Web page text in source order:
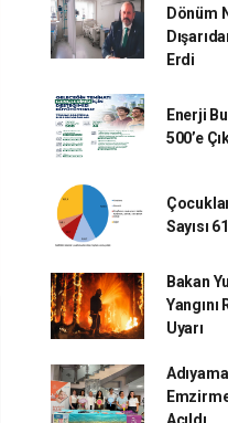
Dönüm
Erdi
Enerji
500’e
Sayısı
Bakan
Uyarı